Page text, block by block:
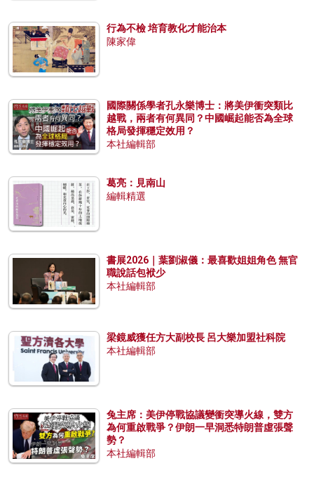
行為不檢 培育教化才能治本
陳家偉
國際關係學者孔永樂博士：將美伊衝突類比
越戰，兩者有何異同？中國崛起能否為全球
格局發揮穩定效用？
本社編輯部
葛亮：見南山
編輯精選
書展2026｜葉劉淑儀：最喜歡姐姐角色 無官
職說話包袱少
本社編輯部
梁鏡威獲任方大副校長 呂大樂加盟社科院
本社編輯部
兔主席：美伊停戰協議變衝突導火線，雙方
為何重啟戰爭？伊朗一早洞悉特朗普虛張聲
勢？
本社編輯部